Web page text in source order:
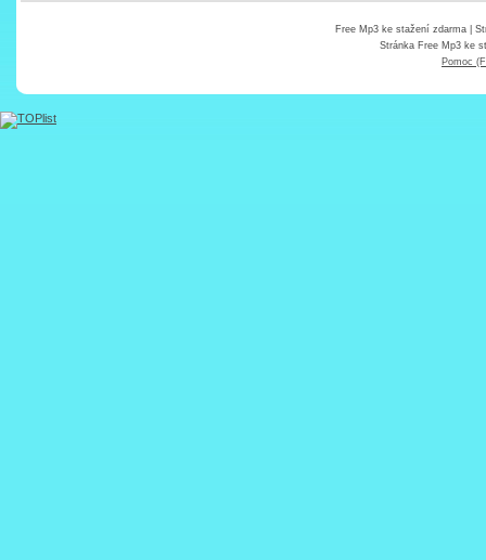
Free Mp3 ke stažení zdarma|
Stránka Free Mp3 ke
Pomoc